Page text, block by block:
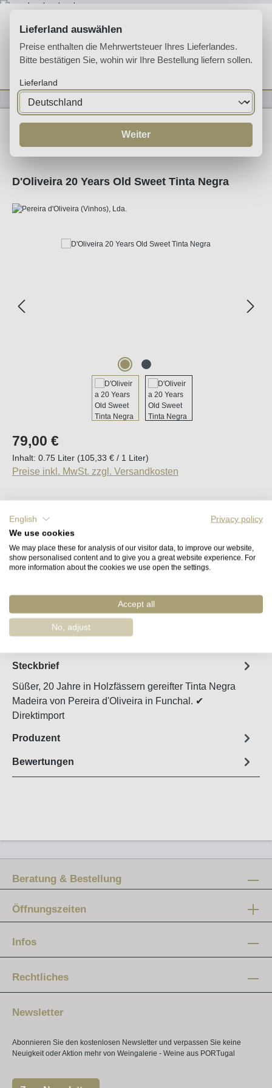
Du hast 0
Likörweine
D'Oliveira 20 Years Old Sweet Tinta Negra
Bildergalerie überspringen
Regulärer Preis:
79,00 €
Inhalt: 0.75 Liter (105,33 € / 1 Liter)
Preise inkl. MwSt. zzgl. Versandkosten
Durchschnittliche Bewertung von 5 von 5 Sternen
1 Bewertung
Produkt Anzahl: Gib den gewünschten
Artikel-Nr. :48543
Steckbrief
Süßer, 20 Jahre in Holzfässern gereifter Tinta Negra
Madeira von Pereira d'Oliveira in Funchal. ✔
Direktimport
Produzent
Bewertungen
Beratung & Bestellung
Öffnungszeiten
12 - 20 Uhr
10 - 16 Uhr
Infos
Rechtliches
Newsletter
Abonnieren Sie den kostenlosen Newsletter und verpassen Sie keine
Neuigkeit oder Aktion mehr von Weingalerie - Weine aus PORTugal
Lieferland auswählen
Preise enthalten die Mehrwertsteuer Ihres Lieferlandes.
Bitte bestätigen Sie, wohin wir Ihre Bestellung liefern sollen.
Lieferland
Weiter
English
Privacy policy
We use cookies
We may place these for analysis of our visitor data, to improve our website,
show personalised content and to give you a great website experience. For
more information about the cookies we use open the settings.
Accept all
No, adjust